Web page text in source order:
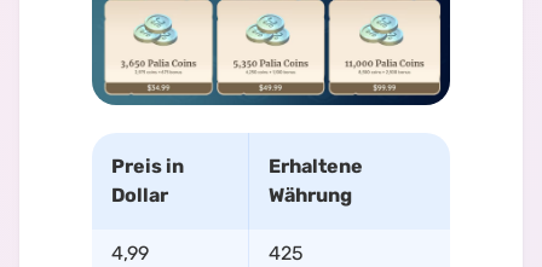
Preis in
Dollar
Erhaltene
Währung
4,99 425